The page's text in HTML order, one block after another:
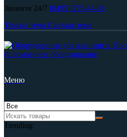
Звоните 24/7 8(495) 255-44-88
Темная тема Светлая тема
Меню
Trending: